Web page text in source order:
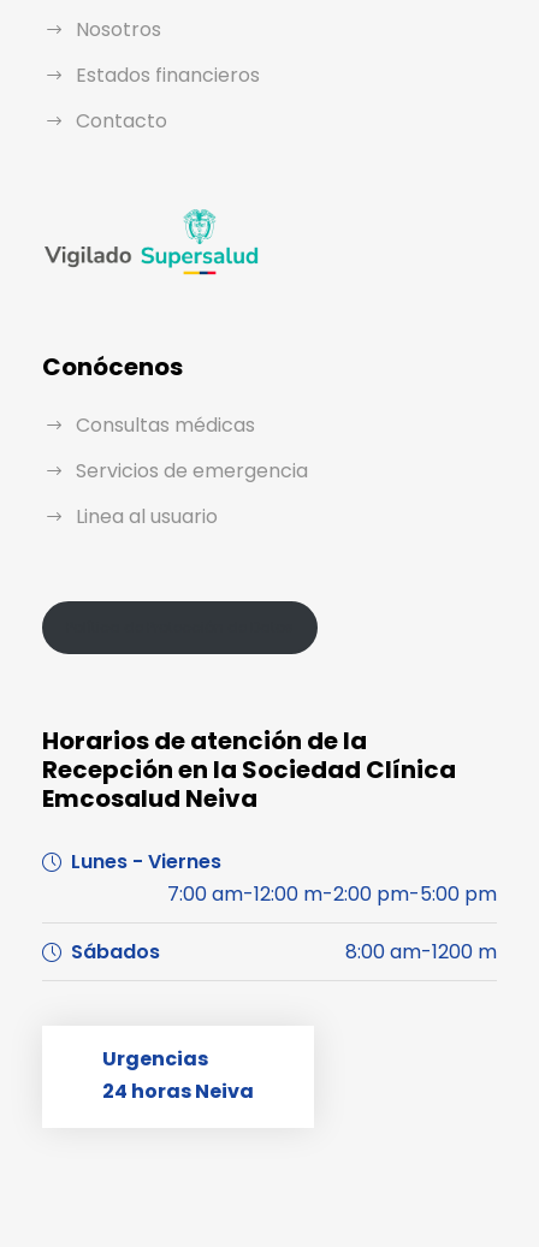
Nosotros
Estados financieros
Contacto
Conócenos
Consultas médicas
Servicios de emergencia
Linea al usuario
Horarios de atención de la
Recepción en la Sociedad Clínica
Emcosalud Neiva
Lunes - Viernes
7:00 am-12:00 m-2:00 pm-5:00 pm
Sábados 8:00 am-1200 m
Urgencias
24 horas Neiva